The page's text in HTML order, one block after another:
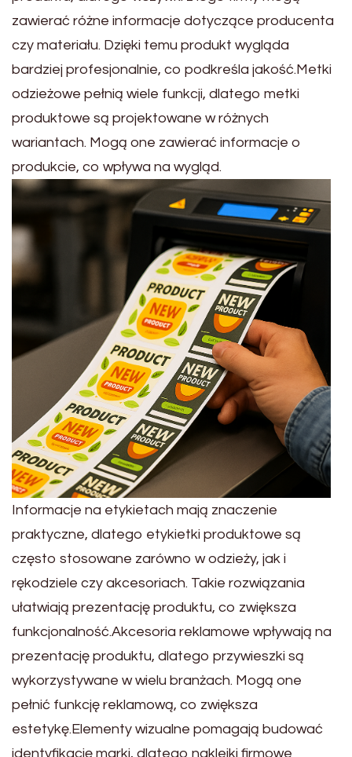
zawierać różne informacje dotyczące producenta
czy materiału. Dzięki temu produkt wygląda
bardziej profesjonalnie, co podkreśla jakość.Metki
odzieżowe pełnią wiele funkcji, dlatego metki
produktowe są projektowane w różnych
wariantach. Mogą one zawierać informacje o
produkcie, co wpływa na wygląd.
Informacje na etykietach mają znaczenie
praktyczne, dlatego etykietki produktowe są
często stosowane zarówno w odzieży, jak i
rękodziele czy akcesoriach. Takie rozwiązania
ułatwiają prezentację produktu, co zwiększa
funkcjonalność.Akcesoria reklamowe wpływają na
prezentację produktu, dlatego przywieszki są
wykorzystywane w wielu branżach. Mogą one
pełnić funkcję reklamową, co zwiększa
estetykę.Elementy wizualne pomagają budować
identyfikację marki, dlatego naklejki firmowe